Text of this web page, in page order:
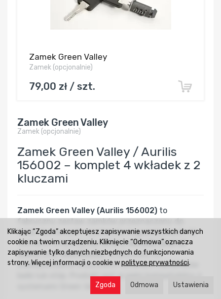
Zamek Green Valley
Zamek (opcjonalnie)
79,00 zł / szt.
Zamek Green Valley
Zamek (opcjonalnie)
Zamek Green Valley / Aurilis
156002 – komplet 4 wkładek z 2
kluczami
Zamek Green Valley (Aurilis 156002) to
belek dachowych i systemów bagażnikowych. W
zestawie znajdują sięcztery wkładki (barrel
locks)orazdwa klucze, co pozwala na
zabezpieczenie wszystkich czterech narożników
belki lub stóp. Produkt jest w pełni kompatybilny z
systemami Green Valley .
Klikając “Zgoda” akceptujesz zapisywanie wszystkich danych
cookie na twoim urządzeniu. Kliknięcie “Odmowa” oznacza
zapisywanie tylko danych niezbędnych do funkcjonowania
strony. Więcej informacji o cookie wpolityce prywatności.
Ustawienia
Odmowa
Zgoda